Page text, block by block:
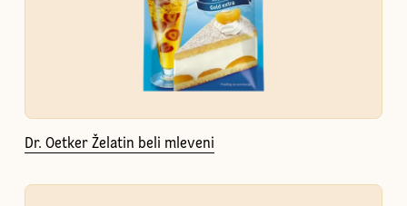
Dr. Oetker Želatin beli mleveni